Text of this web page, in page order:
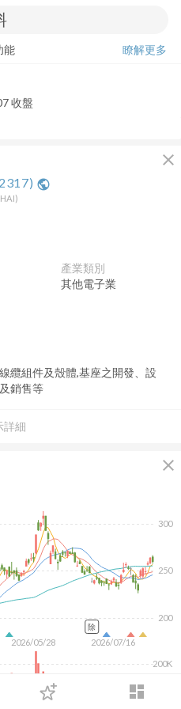
dashboard
登入
能
瞭解更多
收盤
close
詳細
2317) public
)
產業類別
其他電子業
纜組件及殼體,基座之開發、設
銷售等
close
2026/05/28 2026/07/16
200
250
300
200K
除